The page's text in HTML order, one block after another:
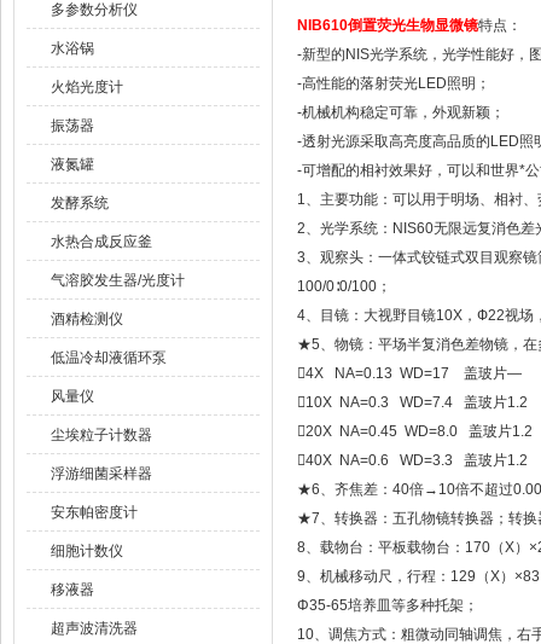
多参数分析仪
水浴锅
火焰光度计
振荡器
液氮罐
发酵系统
水热合成反应釜
气溶胶发生器/光度计
酒精检测仪
低温冷却液循环泵
风量仪
尘埃粒子计数器
浮游细菌采样器
安东帕密度计
细胞计数仪
移液器
超声波清洗器
NIB610倒置荧光生物显微镜特点：
-新型的NIS光学系统，光学性能好，
-高性能的落射荧光LED照明；
-机械机构稳定可靠，外观新颖；
-透射光源采取高亮度高品质的LED照
-可增配的相衬效果好，可以和世界*
1、主要功能：可以用于明场、相衬
2、光学系统：NIS60无限远复消色差
3、观察头：一体式铰链式双目观察
100/0∶0/100；
4、目镜：大视野目镜10X，Ф22视场
★5、物镜：平场半复消色差物镜，
4X NA=0.13 WD=17 盖玻片—
10X NA=0.3 WD=7.4 盖玻片1.2
20X NA=0.45 WD=8.0 盖玻片1.2
40X NA=0.6 WD=3.3 盖玻片1.2
★6、齐焦差：40倍→10倍不超过
★7、转换器：五孔物镜转换器；转
8、载物台：平板载物台：170（X）
9、机械移动尺，行程：129（X）
Φ35-65培养皿等多种托架；
10、调焦方式：粗微动同轴调焦，右